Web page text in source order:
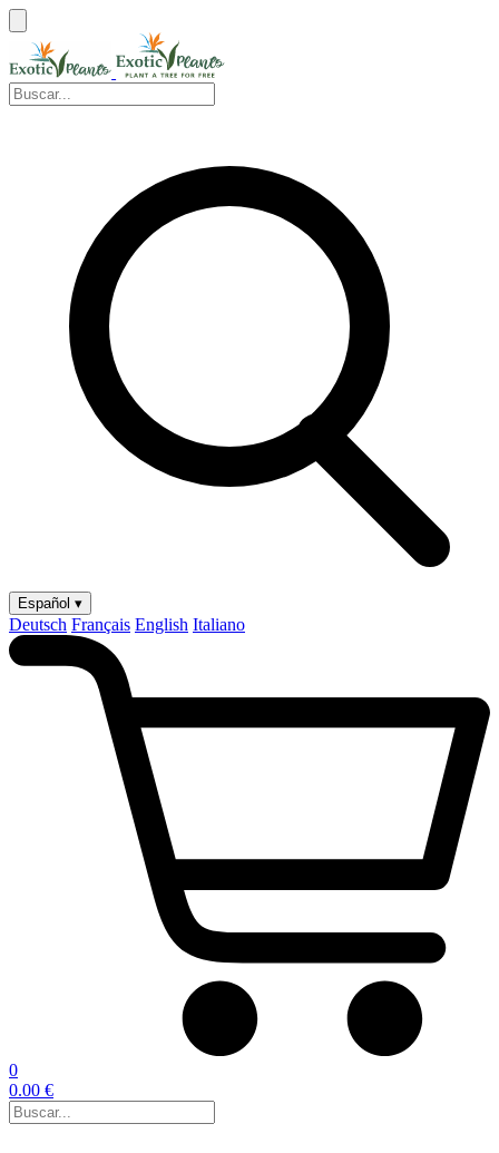
Español ▾
Deutsch Français English Italiano
0
0.00 €